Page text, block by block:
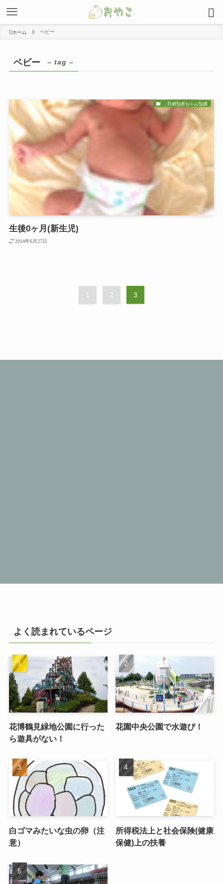
ホーム ベビー
ベビー – tag –
月例別赤ちゃん知識
生後0ヶ月(新生児)
2014年6月27日
1 2 3
よく読まれているページ
花博鶴見緑地公園に行った
ら遊具がない！
花園中央公園で水遊び！
白ゴマみたいな虫の卵（注
意）
所得税法上と社会保険(健康
保健)上の扶養